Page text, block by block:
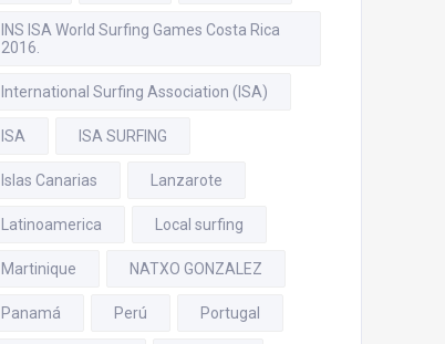
INS ISA World Surfing Games Costa Rica
2016.
International Surfing Association (ISA)
ISA ISA SURFING
Islas Canarias Lanzarote
Latinoamerica Local surfing
Martinique NATXO GONZALEZ
Panamá Perú Portugal